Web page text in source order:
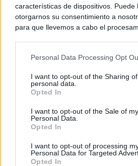
características de dispositivos. Puede
otorgarnos su consentimiento a
para que llevemos a cabo el
negar su consentimiento. Tenga en
de su consentimiento, pero usted
rechazar tal procesamiento. Sus
cualquier momento entrando de
visitando nuestra política de
Personal Data Processing Opt
I want to opt-out of the Sharing
personal data.
Opted In
I want to opt-out of the Sale of my
Personal Data.
Opted In
I want to opt-out of processing
Personal Data for Targeted
Opted In